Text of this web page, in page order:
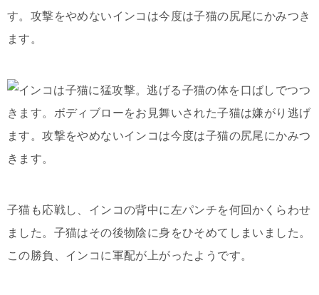
す。攻撃をやめないインコは今度は子猫の尻尾にかみつき
ます。
子猫も応戦し、インコの背中に左パンチを何回かくらわせ
ました。子猫はその後物陰に身をひそめてしまいました。
この勝負、インコに軍配が上がったようです。